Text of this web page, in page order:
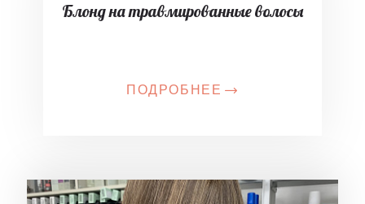
Блонд на травмированные волосы
ПОДРОБНЕЕ